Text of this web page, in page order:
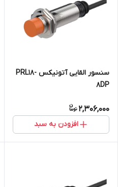
سنسور القایی آتونیکس PRL18-
8DP
2,306,000
افزودن به سبد